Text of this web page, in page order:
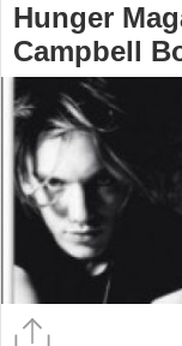
Hunger
Campbell